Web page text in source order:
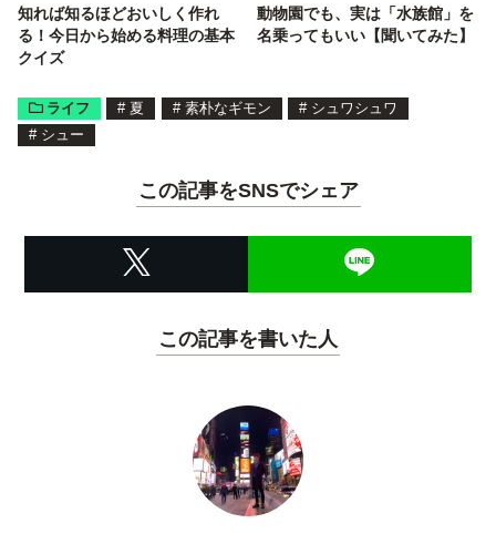
知れば知るほどおいしく作れ
る！今日から始める料理の基本
クイズ
動物園でも、実は「水族館」を
名乗ってもいい【聞いてみた】
ライフ # 夏 # 素朴なギモン # シュワシュワ
# シュー
この記事をSNSでシェア
この記事を書いた人